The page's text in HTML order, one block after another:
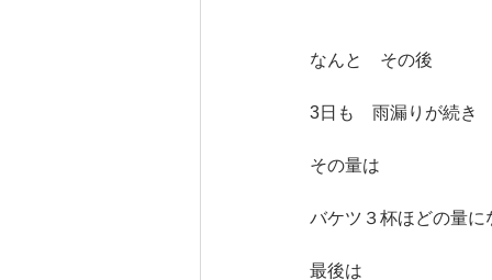
なんと　その後
3日も　雨漏りが続き
その量は
バケツ３杯ほどの量に
最後は